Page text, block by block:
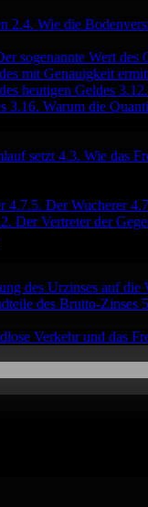
2.4. Wie die
sogenannte Wert des
mit Genauigkeit
heutigen Geldes
3.16. Warum die
setzt 4.3. Wie das
4.7.5. Der Wucherer
Der Vertreter der
des Urzinses auf die
des Brutto-Zinses
Verkehr und das